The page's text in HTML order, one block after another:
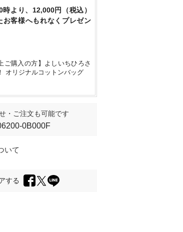
より、12,000円（税込）
お客様へもれなくプレゼン
ご購入の方】よしいちひろさ
オリジナルコットンバッグ
・ご注文も可能です
0B000F
いて
する